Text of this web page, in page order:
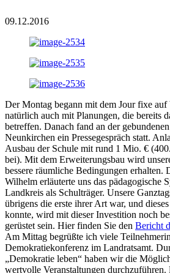
09.12.2016
Der Montag begann mit dem Jour fixe auf
natürlich auch mit Planungen, die bereits
betreffen. Danach fand an der
Neunkirchen ein Pressegespräch statt.
Ausbau der Schule mit rund 1 Mio. €
bei). Mit dem Erweiterungsbau wird
bessere räumliche Bedingungen erhalten.
Wilhelm erläuterte uns das pädagogische
Landkreis als Schulträger. Unsere
übrigens die erste ihrer Art war, und
konnte, wird mit dieser Investition noch
gerüstet sein. Hier finden Sie den Bericht
Am Mittag begrüßte ich viele
Demokratiekonferenz im Landratsamt.
„Demokratie leben“ haben wir die
wertvolle Veranstaltungen